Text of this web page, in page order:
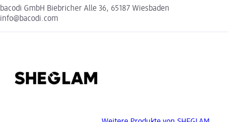
bacodi GmbH Biebricher Alle 36, 65187 Wiesbaden
info@bacodi.com